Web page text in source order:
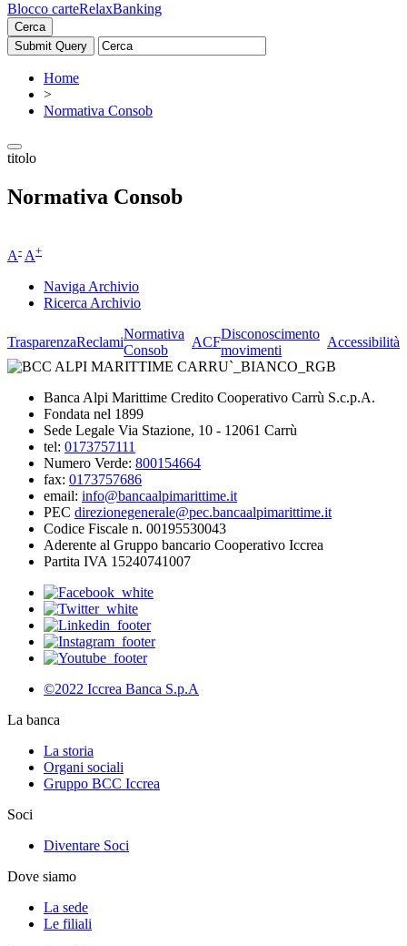
Blocco carteRelaxBanking
Cerca
Home
>
Normativa Consob
titolo
Normativa Consob
A- A+
Naviga Archivio
Ricerca Archivio
TrasparenzaReclami
Normativa
Consob
ACF
Disconoscimento
movimenti
Accessibilità
Banca Alpi Marittime Credito Cooperativo Carrù S.c.p.A.
Fondata nel 1899
Sede Legale Via Stazione, 10 - 12061 Carrù
tel: 0173757111
Numero Verde: 800154664
fax: 0173757686
email: info@bancaalpimarittime.it
PEC direzionegenerale@pec.bancaalpimarittime.it
Codice Fiscale n. 00195530043
Aderente al Gruppo bancario Cooperativo Iccrea
Partita IVA 15240741007
©2022 Iccrea Banca S.p.A
La banca
La storia
Organi sociali
Gruppo BCC Iccrea
Soci
Diventare Soci
Dove siamo
La sede
Le filiali